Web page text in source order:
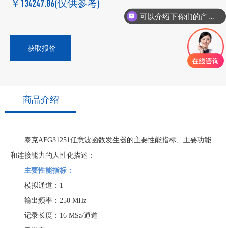
￥134247.86(仅供参考)
获取报价
商品介绍
泰克AFG31251任意波函数发生器的主要性能指标、主要功能
和连接能力的人性化描述：
主要性能指标：
模拟通道：1
输出频率：250 MHz
记录长度：16 MSa/通道
可以介绍下你们的产品么？